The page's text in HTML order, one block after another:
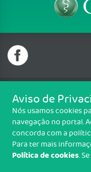
Telefone: (67) 3320
Email:
Rua Desembargador Leão
Grande/MS - CEP: 79037-100
Copyright CRM-MS. Todos
Aviso de
Nós usamos cookies
navegação no portal.
concorda com a
Para ter mais
Política de cookies.